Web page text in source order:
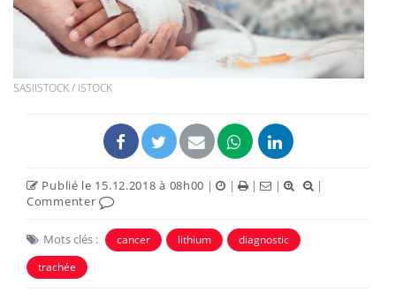
SASIISTOCK / ISTOCK
Publié le 15.12.2018 à 08h00 | | | |
|
Commenter
Mots clés : cancer lithium
diagnostic
trachée